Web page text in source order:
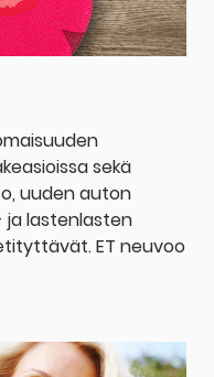
sekä
uuden auton
ja lastenlasten
ET neuvoo